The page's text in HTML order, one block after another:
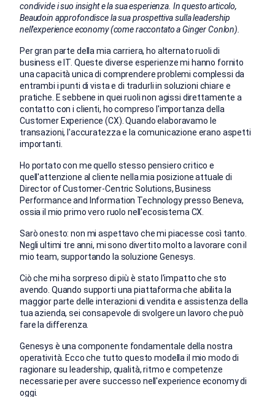
condivide i suo insight e la sua esperienza. In questo articolo,
Beaudoin approfondisce la sua prospettiva sulla leadership
nell'experience economy (come raccontato a Ginger Conlon).
Per gran parte della mia carriera, ho alternato ruoli di
business e IT. Queste diverse esperienze mi hanno fornito
una capacità unica di comprendere problemi complessi da
entrambi i punti di vista e di tradurli in soluzioni chiare e
pratiche. E sebbenein quei ruoli non agissi direttamente a
contatto con i clienti, ho compreso l'importanza della
Customer Experience (CX). Quando elaboravamo le
transazioni, l'accuratezza e la comunicazione erano aspetti
importanti.
Ho portato con me quello stesso pensiero critico e
quell'attenzione al cliente nella mia posizione attuale di
Director of Customer-Centric Solutions, Business
Performance and Information Technology presso Beneva,
ossia il mio primo vero ruolo nell'ecosistema CX.
Sarò onesto: non mi aspettavo che mi piacesse così tanto.
Negli ultimi tre anni, mi sono divertito molto a lavorare con il
mio team, supportando la soluzione Genesys.
Ciò che mi ha sorpreso di più è stato l'impatto che sto
avendo. Quando supporti una piattaforma che abilita la
maggior parte delle interazioni di vendita e assistenza della
tua azienda, sei consapevole di svolgere un lavoro che può
fare la differenza.
Genesys è una componente fondamentale della nostra
operatività. Ecco che tutto questo modella il mio modo di
ragionare su leadership, qualità, ritmo e competenze
necessarie per avere successo nell'experience economy di
oggi.